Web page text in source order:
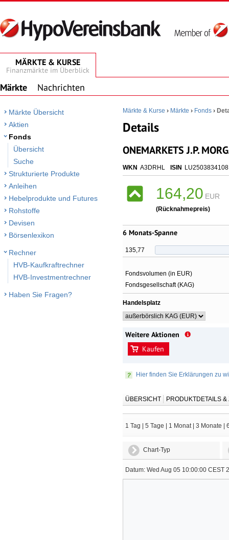
MÄRKTE & KURSE
Finanzmärkte im Überblick
Märkte Nachrichten
Märkte Übersicht
Aktien
Fonds
Übersicht
Suche
Strukturierte Produkte
Anleihen
Hebelprodukte und Futures
Rohstoffe
Devisen
Börsenlexikon
Rechner
HVB-Kaufkraftrechner
HVB-Investmentrechner
Haben Sie Fragen?
Märkte & Kurse › Märkte › Fonds ›
Details
ONEMARKETS J.P.
WKN A3DRHL ISIN LU2503834108
164,20 EUR
(Rücknahmepreis)
6 Monats-Spanne
135,77
Fondsvolumen (in EUR)
Fondsgesellschaft (KAG)
Handelsplatz
Weitere Aktionen
Kaufen
Hier finden Sie Erklärungen zu
ÜBERSICHT PRODUKTDETAILS
1 Tag | 5 Tage | 1 Monat | 3 Monate |
Chart-Typ
Datum: Wed Aug 05 10:00:00 CEST